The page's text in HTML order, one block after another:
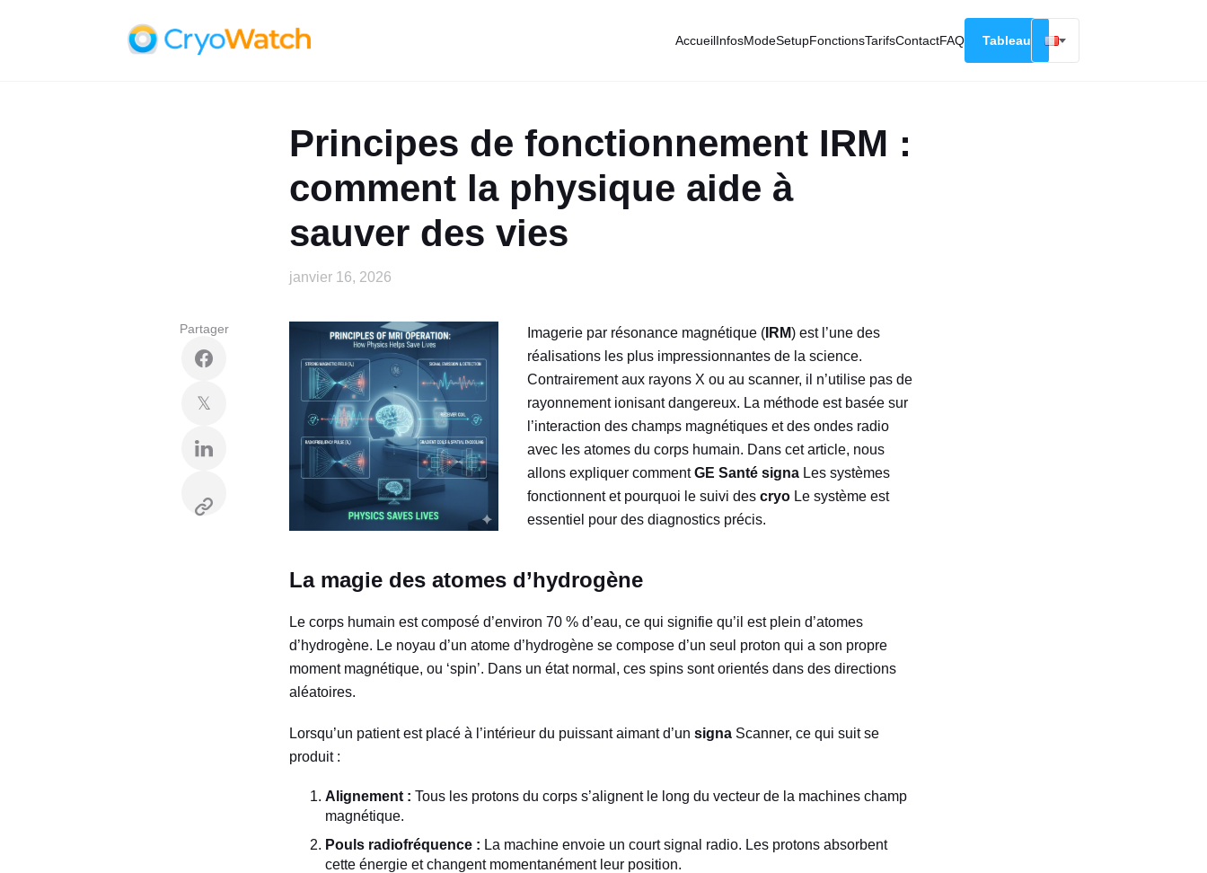
AccueilInfosModeSetupFonctionsTarifsContactFAQ Tableau
Principes de fonctionnement IRM :
comment la physique aide à
sauver des vies
janvier 16, 2026
Imagerie par résonance magnétique ( IRM) est l’une des
réalisations les plus impressionnantes de la science.
Contrairement aux rayons X ou au scanner, il n’utilise pas de
rayonnement ionisant dangereux. La méthode est basée sur
l’interaction des champs magnétiques et des ondes radio
avec les atomes du corps humain. Dans cet article, nous
allons expliquer commentGE Santé signa Les systèmes
fonctionnent et pourquoi le suivi descryo Le système est
essentiel pour des diagnostics précis.
La magie des atomes d’hydrogène
Le corps humain est composé d’environ 70 % d’eau, ce qui signifie qu’il est plein d’atomes
d’hydrogène. Le noyau d’un atome d’hydrogène se compose d’un seul proton qui a son propre
moment magnétique, ou ‘spin’. Dans un état normal, ces spins sont orientés dans des directions
aléatoires.
Lorsqu’un patient est placé à l’intérieur du puissant aimant d’un signa Scanner, ce qui suit se
produit :
Alignement : Tous les protons du corps s’alignent le long du vecteur de la machines champ
magnétique.
Pouls radiofréquence : La machine envoie un court signal radio. Les protons absorbent
cette énergie et changent momentanément leur position.
Partager
𝕏